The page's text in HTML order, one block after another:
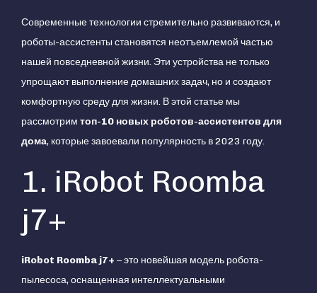
Современные технологии стремительно развиваются, и
роботы-ассистенты становятся неотъемлемой частью
нашей повседневной жизни. Эти устройства не только
упрощают выполнение домашних задач, но и создают
комфортную среду для жизни. В этой статье мы
рассмотрим топ-10 новых роботов-ассистентов для
дома, которые завоевали популярность в 2023 году.
1. iRobot Roomba
j7+
iRobot Roomba j7+ – это новейшая модель робота-
пылесоса, оснащенная интеллектуальными